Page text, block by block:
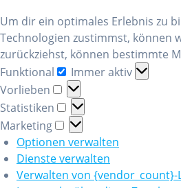
Um dir ein optimales Erlebnis zu
Technologien zustimmst, können
zurückziehst, können bestimmte
Funktional
Funktional
Immer aktiv
Vorlieben
Vorlieben
Statistiken Statistiken
Marketing Marketing
Optionen verwalten
Dienste verwalten
Verwalten von